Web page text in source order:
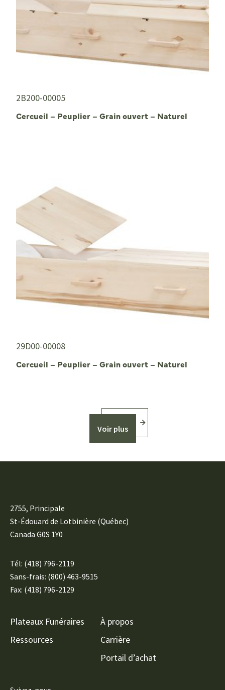
2B200-00005
Cercueil – Peuplier – Grain ouvert – Naturel
29D00-00008
Cercueil – Peuplier – Grain ouvert – Naturel
Voir plus
2755, Principale
St-Édouard de Lotbinière (Québec)
Canada G0S 1Y0
Tél: (418) 796-2119
Sans-frais: (800) 463-9515
Fax: (418) 796-2129
Plateaux Funéraires
Ressources
À propos
Carrière
Portail d’achat